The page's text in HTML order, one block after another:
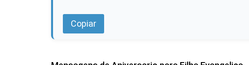
Copiar